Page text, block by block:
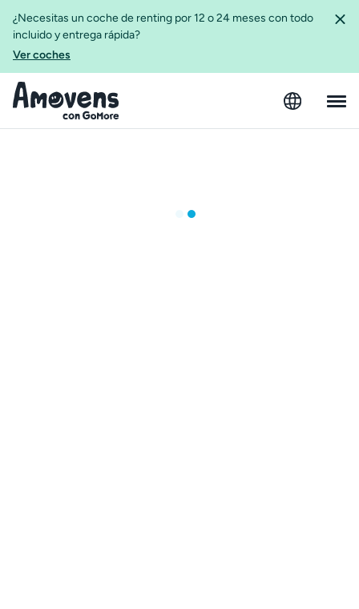
¿Necesitas un coche de renting por 12 o 24 meses con todo
incluido y entrega rápida?
Ver coches